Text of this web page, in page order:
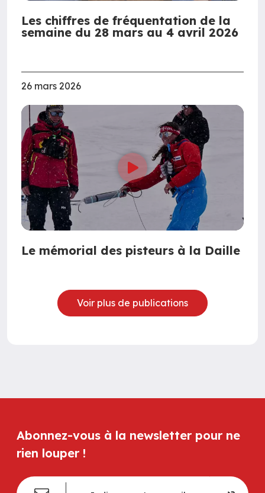
Les chiffres de fréquentation de la
semaine du 28 mars au 4 avril 2026
26 mars 2026
Le mémorial des pisteurs à la Daille
Voir plus de publications
Abonnez-vous à la newsletter pour ne
rien louper !